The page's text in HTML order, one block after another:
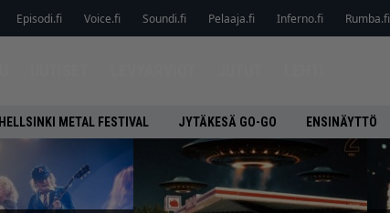
Episodi.fi Voice.fi Soundi.fi Pelaaja.fi Inferno.fi Rumba.fi
HELLSINKI METAL FESTIVAL JYTÄKESÄ GO-GO ENSINÄYTTÖ